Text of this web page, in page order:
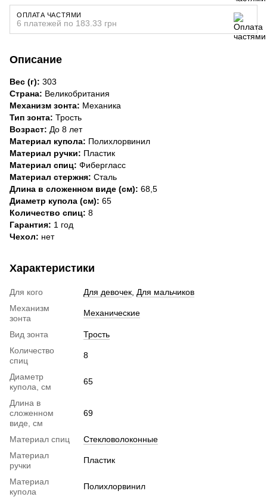
ОПЛАТА ЧАСТЯМИ
6 платежей по 183.33 грн
Описание
Вес (г): 303
Страна: Великобритания
Механизм зонта: Механика
Тип зонта: Трость
Возраст: До 8 лет
Материал купола: Полихлорвинил
Материал ручки: Пластик
Материал спиц: Фибергласс
Материал стержня: Сталь
Длина в сложенном виде (см): 68,5
Диаметр купола (см): 65
Количество спиц: 8
Гарантия: 1 год
Чехол: нет
Характеристики
Для кого Для девочек Для мальчиков
Механизм
зонта
Механические
Вид зонта
Трость
Количество
спиц
8
Диаметр
купола, см
65
Длина в
сложенном
виде, см
69
Материал спиц
Стекловолоконные
Материал
ручки
Пластик
Материал
купола
Полихлорвинил